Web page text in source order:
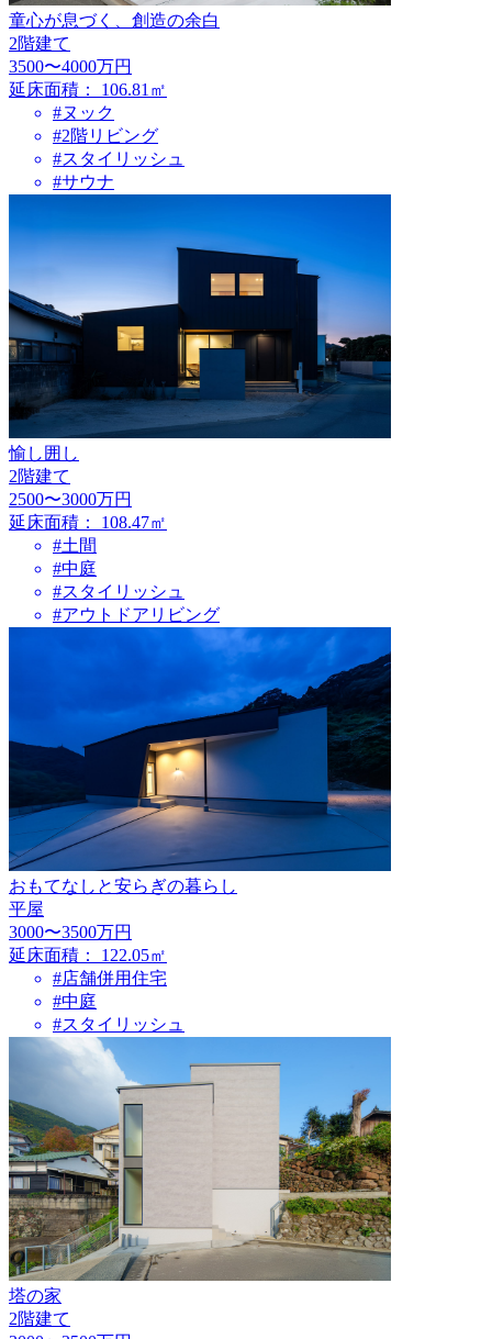
童心が息づく、創造の余白
2階建て
3500〜4000万円
延床面積：
106.81㎡
#ヌック
#2階リビング
#スタイリッシュ
#サウナ
愉し囲し
2階建て
2500〜3000万円
延床面積：
108.47㎡
#土間
#中庭
#スタイリッシュ
#アウトドアリビング
おもてなしと安らぎの暮らし
平屋
3000〜3500万円
延床面積：
122.05㎡
#店舗併用住宅
#中庭
#スタイリッシュ
塔の家
2階建て